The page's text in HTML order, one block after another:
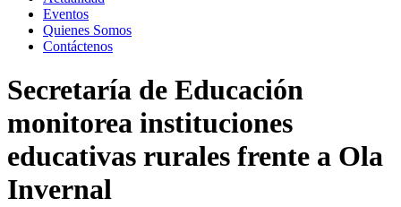
Eventos
Quienes Somos
Contáctenos
Secretaría de Educación
monitorea instituciones
educativas rurales frente a Ola
Invernal